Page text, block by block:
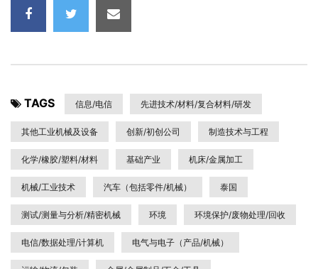
TAGS 信息/电信 先进技术/材料/复合材料/研发
其他工业机械及设备 创新/初创公司 制造技术与工程
化学/橡胶/塑料/材料 基础产业 机床/金属加工
机械/工业技术 汽车（包括零件/机械） 泰国
测试/测量与分析/精密机械 环境 环境保护/废物处理/回收
电信/数据处理/计算机 电气与电子（产品/机械）